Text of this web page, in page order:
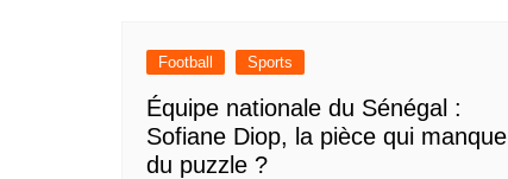
Football Sports
Équipe nationale du Sénégal :
Sofiane Diop, la pièce qui manque
du puzzle ?